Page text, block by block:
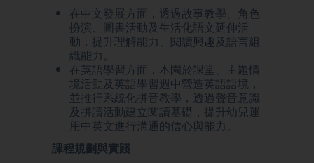
在中文發展方面，透過故事教學、角色
扮演、圖書活動及生活化語文延伸活
動，提升理解能力、閱讀興趣及語言組
織能力。
在英語學習方面，本園於課堂、主題情
境活動及英語學習週中營造英語語境，
並推行系統化拼音教學，透過聲音意識
及拼讀活動建立閱讀基礎，提升幼兒運
用中英文進行溝通的信心與能力。
課程規劃與實踐